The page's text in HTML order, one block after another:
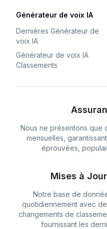
Générateur de voix IA
Dernières Générateur de
voix IA
Générateur de voix IA
Classements
Nous ne présentons que
mensuelles,
éprouvées,
Mises à
Notre base de
quotidiennement avec
changements de
fournissant les